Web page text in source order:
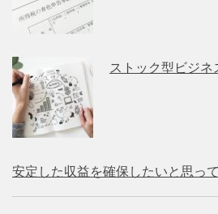
ストック型ビジネ
安定した収益を確保したいと思っ